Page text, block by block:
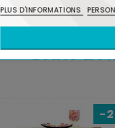
DANS LA
-
PLUS D'INFORMATIONS